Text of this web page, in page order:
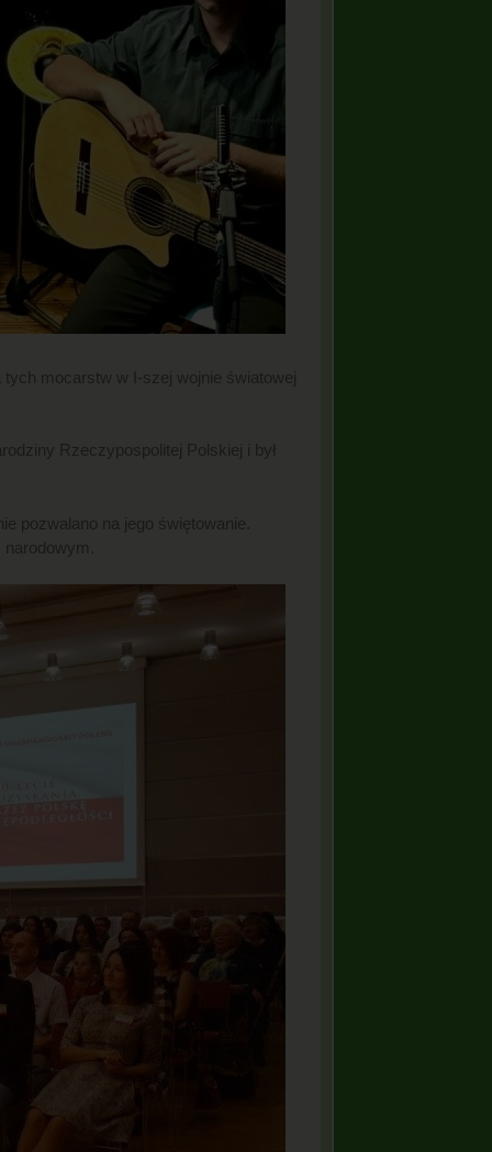
mocarstw w I-szej wojnie światowej
Rzeczypospolitej Polskiej i był
pozwalano na jego świętowanie.